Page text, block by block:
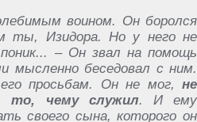
воином. Он боролся
ты, Изидора. Но у него не
– Он звал на помощь
мысленно беседовал с ним.
просьбам. Он не мог, не
то, чему служил. И ему
своего сына, которого он